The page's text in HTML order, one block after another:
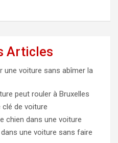
Articles
une voiture sans abîmer la
peut rouler à Bruxelles
de voiture
chien dans une voiture
une voiture sans faire